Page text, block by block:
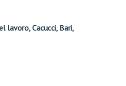
lavoro, Cacucci, Bari,